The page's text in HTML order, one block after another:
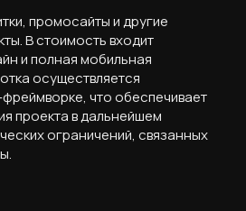
промосайты и другие
В стоимость входит
и полная мобильная
осуществляется
что обеспечивает
проекта в дальнейшем
ограничений, связанных